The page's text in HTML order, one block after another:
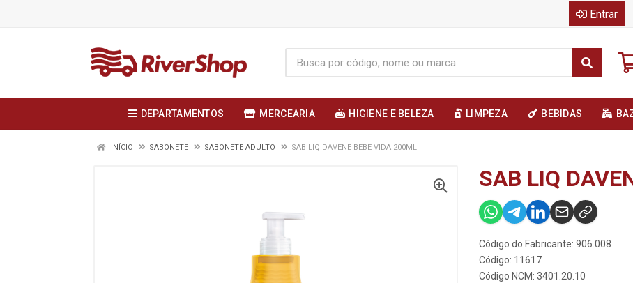
Entrar
DEPARTAMENTOS MERCEARIA HIGIENE E BELEZA LIMPEZA BEBIDAS
INÍCIO SABONETE SABONETE ADULTO SAB LIQ DAVENE BEBE VIDA 200ML
SAB LIQ
Código do Fabricante: 906.008
Código: 11617
Código NCM: 3401.20.10